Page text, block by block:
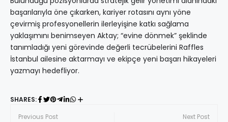
başarılarıyla öne çıkarken, kariyer rotasını aynı yöne
çevirmiş profesyonellerin ilerleyişine katkı sağlama
yaklaşımını benimseyen Aktay; “evine dönmek” şeklinde
tanımladığı yeni görevinde değerli tecrübelerini Raffles
İstanbul ailesine aktarmayı ve ekipçe yeni başarı hikayeleri
yazmayı hedefliyor.
SHARES:
Previous Post
Next Post